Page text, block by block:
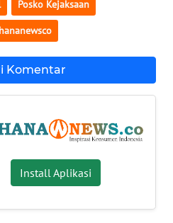
Posko Kejaksaan
Komentar
Install Aplikasi